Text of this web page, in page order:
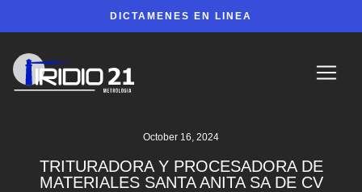
DICTAMENES EN LINEA
October 16, 2024
TRITURADORA Y PROCESADORA DE
MATERIALES SANTA ANITA SA DE CV